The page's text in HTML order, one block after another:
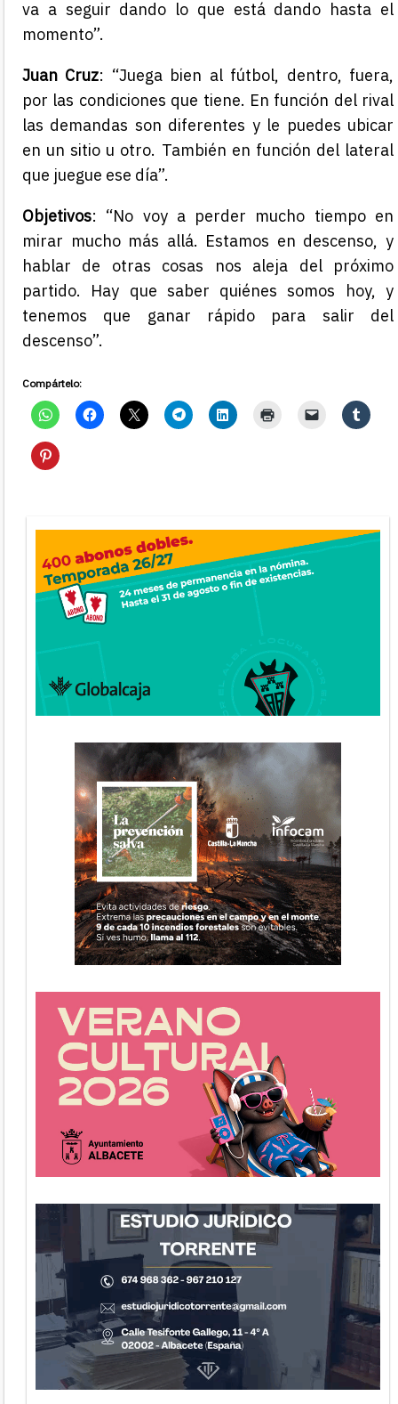
va a seguir dando lo que está dando hasta el
momento”.
Juan Cruz: “Juega bien al fútbol, dentro, fuera,
por las condiciones que tiene. En función del rival
las demandas son diferentes y le puedes ubicar
en un sitio u otro. También en función del lateral
que juegue ese día”.
Objetivos: “No voy a perder mucho tiempo en
mirar mucho más allá. Estamos en descenso, y
hablar de otras cosas nos aleja del próximo
partido. Hay que saber quiénes somos hoy, y
tenemos que ganar rápido para salir del
descenso”.
Compártelo: